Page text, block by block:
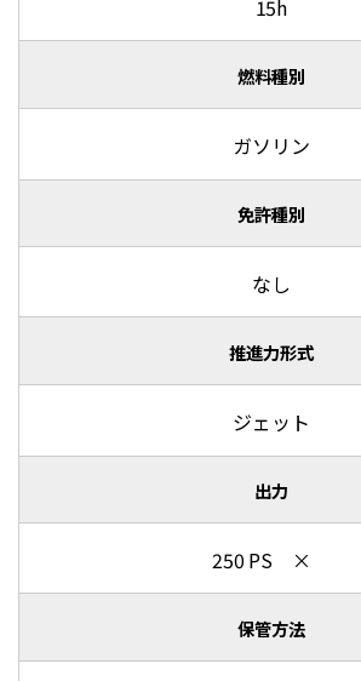
15h
燃料種別
ガソリン
免許種別
なし
推進力形式
ジェット
出力
250 PS ×
保管方法